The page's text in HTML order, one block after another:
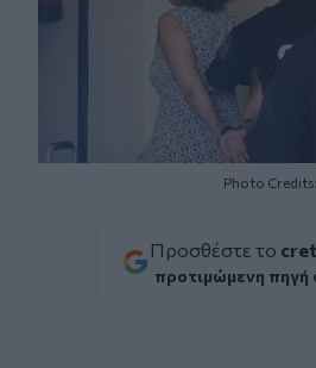
Photo
Προσθέστε το
προτιμώμενη πηγή